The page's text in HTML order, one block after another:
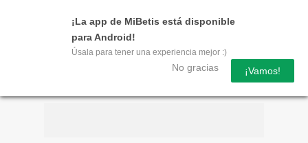
¡La app de MiBetis está disponible
para Android!
Úsala para tener una experiencia mejor :)
No gracias ¡Vamos!